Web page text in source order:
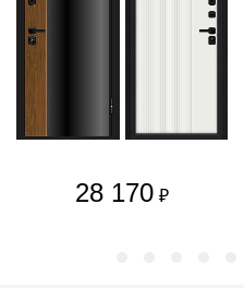
28 170 ₽